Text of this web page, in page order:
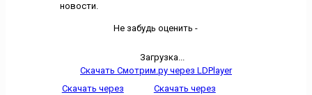
новости.
Не забудь оценить -
Загрузка...
Скачать Смотрим.ру через LDPlayer
Скачать через
Скачать через